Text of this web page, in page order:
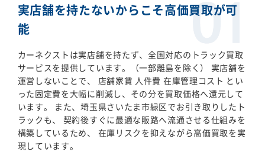
実店舗を持たないからこそ高価買取が可
能
カーネクストは実店舗を持たず、全国対応のトラック買取
サービスを提供しています。（一部離島を除く） 実店舗を
運営しないことで、 店舗家賃 人件費 在庫管理コスト とい
った固定費を大幅に削減し、その分を買取価格へ還元して
います。 また、埼玉県さいたま市緑区でお引き取りしたト
ラックも、 契約後すぐに最適な販路へ流通させる仕組みを
構築しているため、 在庫リスクを抑えながら高価買取を実
現しています。